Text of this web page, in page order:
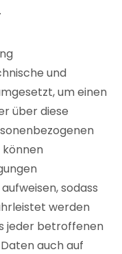
und
um einen
über diese
können
sodass
werden
jeder betroffenen
auch auf